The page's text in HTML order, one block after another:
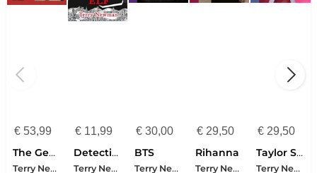
€53,99
The Genius Of Rei Kawakubo: The Woman Who Founded Comme Des Garcons
Terry Newman
€11,99
Detective Strongoak And The Case Of The Dead Elf
Terry Newman
€ 30,00
BTS
Terry Newman
€ 29,50
Rihanna
Terry Newman
€ 29,50
Taylor Swift
Terry Newman